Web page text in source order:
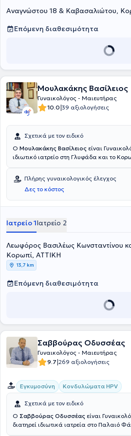
παρακολουθήσει πολυάριθμα συνέδρια
ειδικότητά της και πραγματοποίησε
συνέδρια.
Αναγνώστου 18 & Καβασαλιώτου,
Επόμενη διαθεσιμότητα
Μουλακάκης Βασίλειος
Γυναικολόγος - Μαιευτήρας
10.0|39 αξιολογήσεις
Σχετικά με τον ειδικό
Ο Μουλακάκης Βασίλειος είναι
ιδιωτικό ιατρείο στη Γλυφάδα και το
ειδικότητας της Μαιευτικής -
νοσοκομείο του Πειραιά. Επίσης, διαθέτει
εκπαίδευση στη Γαλλία. Διαθέτει
έχοντας εργαστεί σε μεγάλες
Γυναικολόγος στο Μαιευτήριo ΙΑΣΩ.
μετεκπαιδευτικές διαλέξεις στα
μαθήματα, διαλέξεις, βιβλιογραφικές
ανακοινώσεις, ελεύθερες ανακοινώσεις
διάφορα θέματα και δημοσιεύσεις σε
Πλήρης γυναικολογικός έλεγχος
Δες το κόστος
Ιατρείο 1Ιατρείο 2
Λεωφόρος Βασιλέως Κωνσταντίνου
Κορωπί, ΑΤΤΙΚΗ
13,7 km
Επόμενη διαθεσιμότητα
Σαββούρας Οδυσσέας
Γυναικολόγος - Μαιευτήρας
9.7|269 αξιολογήσεις
Εγκυμοσύνη Κονδυλώματα HPV
Σχετικά με τον ειδικό
Ο Σαββούρας Οδυσσέας είναι
διατηρεί ιδιωτικά ιατρεία στο Παλαιό